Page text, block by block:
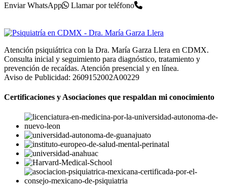
Enviar WhatsApp Llamar por teléfono
Atención psiquiátrica con la Dra. María Garza Llera en CDMX.
Consulta inicial y seguimiento para diagnóstico, tratamiento y
prevención de recaídas. Atención presencial y en línea.
Aviso de Publicidad: 2609152002A00229
Certificaciones y Asociaciones que respaldan mi conocimiento